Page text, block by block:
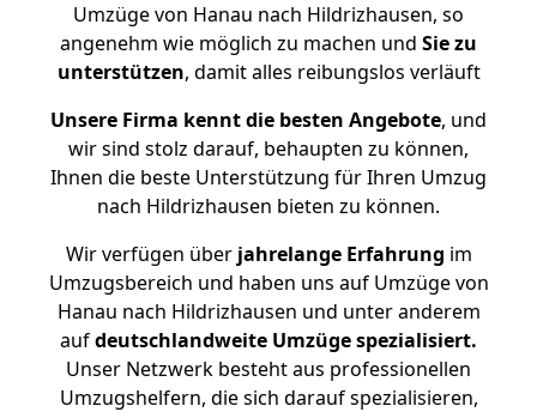
Umzüge von Hanau nach Hildrizhausen, so
angenehm wie möglich zu machen und Sie zu
unterstützen, damit alles reibungslos verläuft
Unsere Firma kennt die besten Angebote, und
wir sind stolz darauf, behaupten zu können,
Ihnen die beste Unterstützung für Ihren Umzug
nach Hildrizhausen bieten zu können.
Wir verfügen überjahrelange Erfahrung im
Umzugsbereich und haben uns auf Umzüge von
Hanau nach Hildrizhausen und unter anderem
aufdeutschlandweite Umzüge spezialisiert.
Unser Netzwerk besteht aus professionellen
Umzugshelfern, die sich darauf spezialisieren,